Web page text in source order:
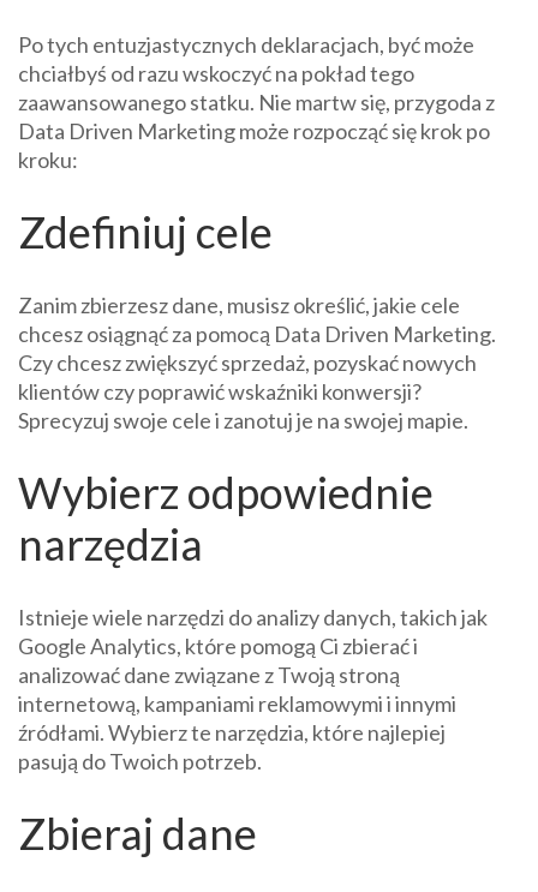
Po tych entuzjastycznych deklaracjach, być może
chciałbyś od razu wskoczyć na pokład tego
zaawansowanego statku. Nie martw się, przygoda z
Data Driven Marketing może rozpocząć się krok po
kroku:
Zdefiniuj cele
Zanim zbierzesz dane, musisz określić, jakie cele
chcesz osiągnąć za pomocą Data Driven Marketing.
Czy chcesz zwiększyć sprzedaż, pozyskać nowych
klientów czy poprawić wskaźniki konwersji?
Sprecyzuj swoje cele i zanotuj je na swojej mapie.
Wybierz odpowiednie
narzędzia
Istnieje wiele narzędzi do analizy danych, takich jak
Google Analytics, które pomogą Ci zbierać i
analizować dane związane z Twoją stroną
internetową, kampaniami reklamowymi i innymi
źródłami. Wybierz te narzędzia, które najlepiej
pasują do Twoich potrzeb.
Zbieraj dane